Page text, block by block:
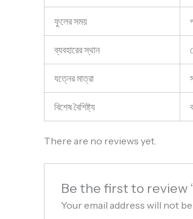
ফুলের সময়
ব্যবহারের স্থান
যত্নের মাত্রা
বিশেষ বৈশিষ্ট্য
There are no reviews yet.
Be the first to review
Your email address will not